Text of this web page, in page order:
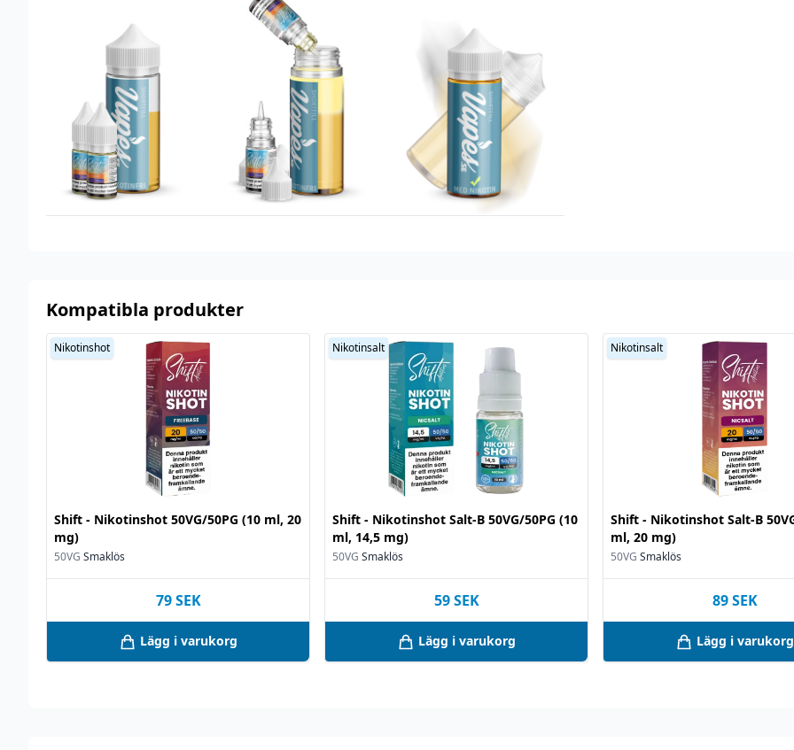
Moreish Puff Menthol
Smakprofil
Vindruva
Tillverkare
Moreish Puff
Tillverkningsland
Typ
Utrymme för
Kompatibla produkter
Shift - Nikotinshot 50VG/50PG (10 ml, 20
mg)
50VG Smaklös
Nikotinshot
79 SEK
Lägg i varukorg
Shift - Nikotinshot Salt-B 50VG/50PG (10
ml, 14,5 mg)
50VG Smaklös
Nikotinsalt
59 SEK
Lägg i varukorg
Shift - Nikotinshot Salt-B
ml, 20 mg)
50VG Smaklös
Nikotinsalt
89 SEK
Lägg i varukorg